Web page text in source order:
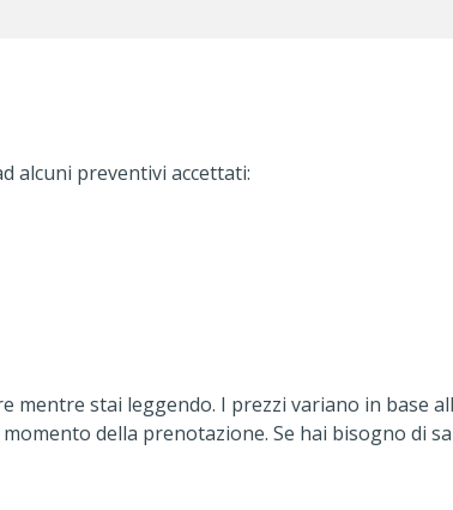
alcuni preventivi accettati:
mentre stai leggendo. I prezzi variano in base
della prenotazione. Se hai bisogno di